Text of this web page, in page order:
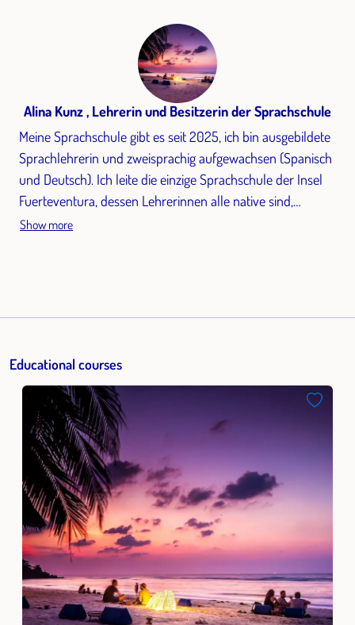
Alina Kunz , Lehrerin und Besitzerin der Sprachschule
Meine Sprachschule gibt es seit 2025, ich bin ausgebildete
Sprachlehrerin und zweisprachig aufgewachsen (Spanisch
und Deutsch). Ich leite die einzige Sprachschule der Insel
Fuerteventura, dessen Lehrerinnen alle native sind,
ausgebildet und die über einen internationalen
zwei Welten auf, zweisprachig auf den Kanarischen Inseln
und immer wieder mit längeren Aufenthalten in Wien und
in der Schweiz. In Wien absolvierte sie ihr Studium als
Magistra in spanischer und italienischer Philologie und
Lehramt, sowie als DaF-Lehrerin. Die praktischen
Kenntnisse gewann sie in Sprachschulen in der Schweiz,
Volkshochschulen in Deutschland und Österreich und am
Goethe-Institut in Madrid. Da Alina als junge Frau in
Fuerteventura mehrsprachig war, konnte sie miterleben,
wie schwierig das Leben für die Einheimischen war, weil sie
kein Englisch und kein Deutsch konnten. Sie hatte
Freundinnen, die die Schule abbrechen mussten und
Show more
Educational courses